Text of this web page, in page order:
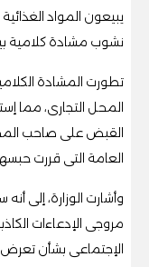
يبيعون المواد
نشوب مشادة كلامية
تطورت المشادة
المحل التجارى، مما
القبض على صاحب
العامة التى قررت
وأشارت الوزارة، إلى أنه
مروجى الإدعاءات
الإجتماعى بشأن تعرض